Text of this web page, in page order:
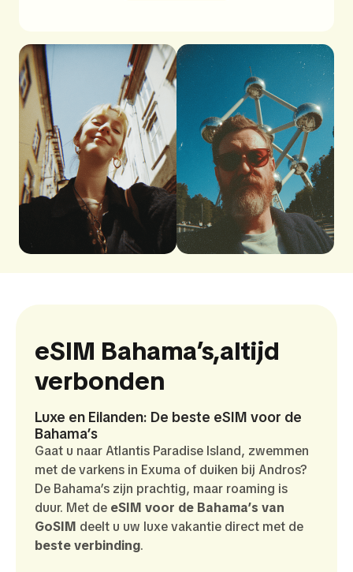
eSIM Bahama’s,altijd
verbonden
Luxe en Eilanden: De beste eSIM voor de
Bahama’s
Gaat u naar Atlantis Paradise Island, zwemmen
met de varkens in Exuma of duiken bij Andros?
De Bahama’s zijn prachtig, maar roaming is
duur. Met de eSIM voor de Bahama’s van
GoSIM deelt u uw luxe vakantie direct met de
beste verbinding.